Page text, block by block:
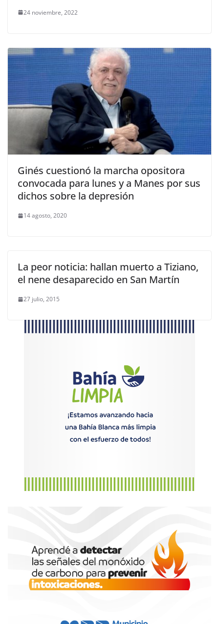
24 noviembre, 2022
Ginés cuestionó la marcha opositora
convocada para lunes y a Manes por sus
dichos sobre la depresión
14 agosto, 2020
La peor noticia: hallan muerto a Tiziano,
el nene desaparecido en San Martín
27 julio, 2015